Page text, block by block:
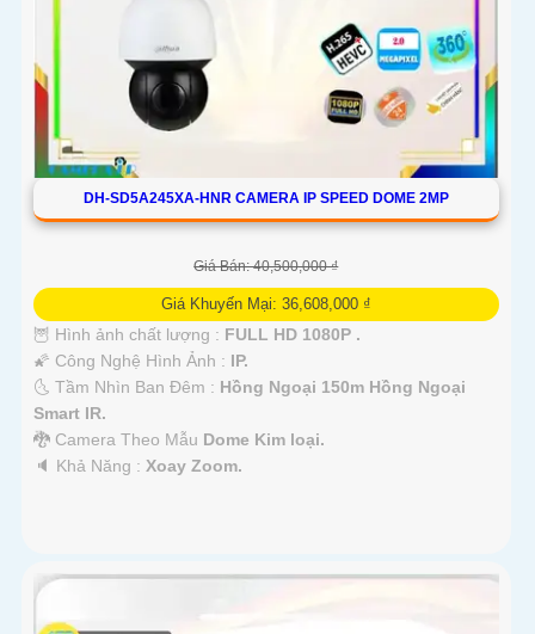
DH-SD5A245XA-HNR CAMERA IP SPEED DOME 2MP
Giá Bán: 40,500,000 ₫
Giá Khuyến Mại: 36,608,000 ₫
🦉 Hình ảnh chất lượng : FULL HD 1080P .
🌠 Công Nghệ Hình Ảnh : IP.
🌜 Tầm Nhìn Ban Đêm : Hồng Ngoại 150m Hồng Ngoại
Smart IR.
🐉️ Camera Theo Mẫu Dome Kim loại.
️🔈 Khả Năng : Xoay Zoom.